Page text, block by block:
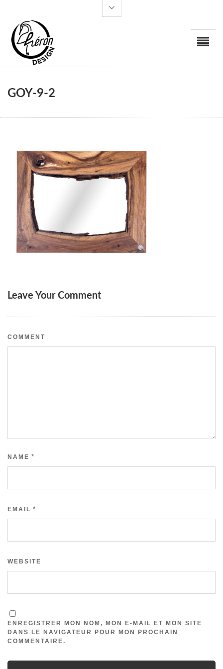
GOY-9-2
Leave Your Comment
COMMENT
NAME *
EMAIL *
WEBSITE
ENREGISTRER MON NOM, MON E-MAIL ET MON SITE
DANS LE NAVIGATEUR POUR MON PROCHAIN
COMMENTAIRE.